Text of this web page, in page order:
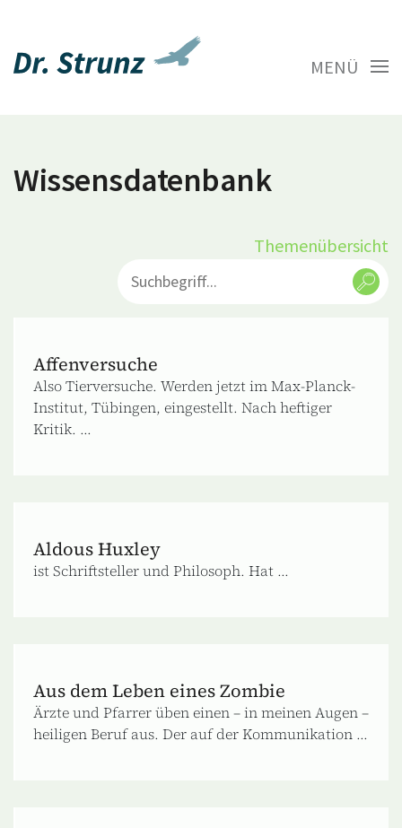
MENÜ
Wissensdatenbank
Themenübersicht
Affenversuche
Also Tierversuche. Werden jetzt im Max-Planck-
Institut, Tübingen, eingestellt. Nach heftiger
Kritik. ...
Aldous Huxley
ist Schriftsteller und Philosoph. Hat ...
Aus dem Leben eines Zombie
Ärzte und Pfarrer üben einen – in meinen Augen –
heiligen Beruf aus. Der auf der Kommunikation ...